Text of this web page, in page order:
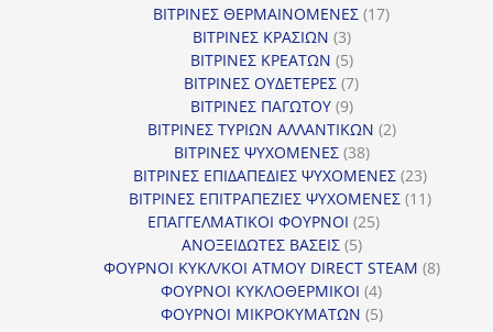
προϊόντα
ΒΙΤΡΙΝΕΣ ΘΕΡΜΑΙΝΟΜΕΝΕΣ 1717
ΒΙΤΡΙΝΕΣ ΚΡΑΣΙΩΝ 33
προϊόντα
ΒΙΤΡΙΝΕΣ ΚΡΕΑΤΩΝ 55
προϊόντα
ΒΙΤΡΙΝΕΣ ΟΥΔΕΤΕΡΕΣ 77
ΒΙΤΡΙΝΕΣ ΠΑΓΩΤΟΥ 99
προϊόντα
ΒΙΤΡΙΝΕΣ ΤΥΡΙΩΝ ΑΛΛΑΝΤΙΚΩΝ 22
ΒΙΤΡΙΝΕΣ ΨΥΧΟΜΕΝΕΣ 3838
προϊόντα
ΒΙΤΡΙΝΕΣ ΕΠΙΔΑΠΕΔΙΕΣ ΨΥΧΟΜΕΝΕΣ 2323
προϊόντα
ΒΙΤΡΙΝΕΣ ΕΠΙΤΡΑΠΕΖΙΕΣ ΨΥΧΟΜΕΝΕΣ 1111
ΕΠΑΓΓΕΛΜΑΤΙΚΟΙ ΦΟΥΡΝΟΙ 2525
ΑΝΟΞΕΙΔΩΤΕΣ ΒΑΣΕΙΣ 55
προϊόντα
ΦΟΥΡΝΟΙ ΚΥΚΛ/ΚΟΙ ΑΤΜΟΥ DIRECT STEAM 88
ΦΟΥΡΝΟΙ ΚΥΚΛΟΘΕΡΜΙΚΟΙ 44
προϊόντα
ΦΟΥΡΝΟΙ ΜΙΚΡΟΚΥΜΑΤΩΝ 55